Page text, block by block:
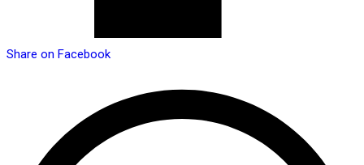
Share on Facebook